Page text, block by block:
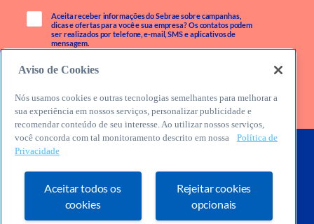
Aceita receber informações do Sebrae sobre campanhas,
dicas e ofertas para você e sua empresa? Os contatos podem
ser realizados por telefone, e-mail, SMS e aplicativos de
mensagem.
Aviso de Cookies
Nós usamos cookies e outras tecnologias semelhantes para melhorar a
sua experiência em nossos serviços, personalizar publicidade e
recomendar conteúdo de seu interesse. Ao utilizar nossos serviços,
você concorda com tal monitoramento descrito em nossa
Política de
Privacidade
Aceitar todos os
cookies
Rejeitar cookies
opcionais